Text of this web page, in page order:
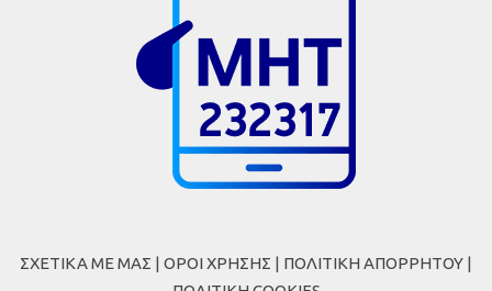
ΣΧΕΤΙΚΑ ΜΕ ΜΑΣ | ΟΡΟΙ ΧΡΗΣΗΣ | ΠΟΛΙΤΙΚΗ ΑΠΟΡΡΗΤΟΥ |